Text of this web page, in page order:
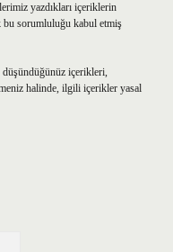
yazdıkları içeriklerin
bu sorumluluğu kabul etmiş
düşündüğünüz içerikleri,
halinde, ilgili içerikler yasal